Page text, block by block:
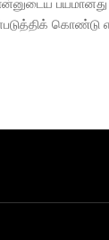
கொண்டு